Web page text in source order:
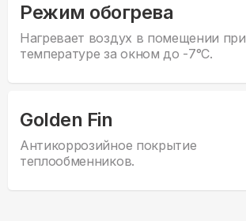
Режим обогрева
Нагревает воздух в помещении при
температуре за окном до -7°С.
Golden Fin
Антикоррозийное покрытие
теплообменников.